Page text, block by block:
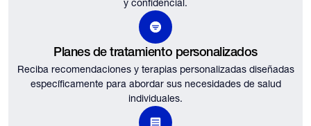
y confidencial.
Planes de tratamiento personalizados
Reciba recomendaciones y terapias personalizadas diseñadas
específicamente para abordar sus necesidades de salud
individuales.